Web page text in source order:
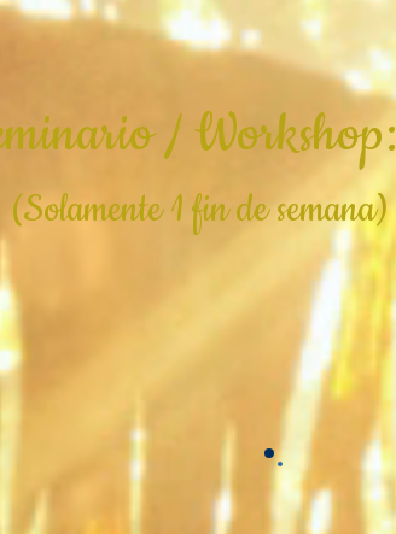
/ Workshop:
(Solamente 1 fin de semana)